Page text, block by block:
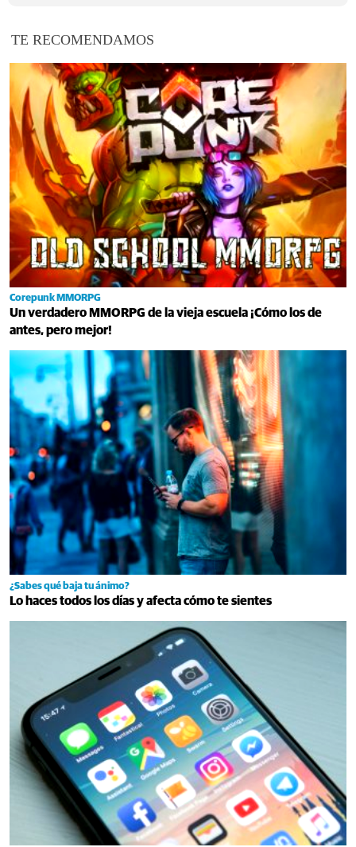
TE RECOMENDAMOS
Corepunk MMORPG
Un verdadero MMORPG de la vieja escuela ¡Cómo los de
antes, pero mejor!
¿Sabes qué baja tu ánimo?
Lo haces todos los días y afecta cómo te sientes